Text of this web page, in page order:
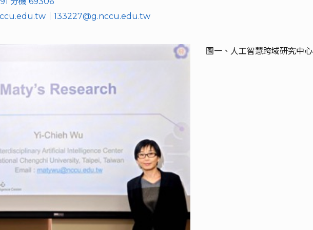
｜133227@g.nccu.edu.tw
圖一、人工智慧跨域研究中